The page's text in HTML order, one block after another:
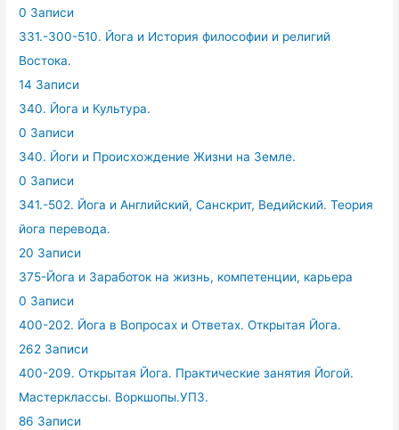
0 Записи
331.-300-510. Йога и История философии и религий
Востока.
14 Записи
340. Йога и Культура.
0 Записи
340. Йоги и Происхождение Жизни на Земле.
0 Записи
341.-502. Йога и Английский, Санскрит, Ведийский. Теория
йога перевода.
20 Записи
375-Йога и Заработок на жизнь, компетенции, карьера
0 Записи
400-202. Йога в Вопросах и Ответах. Открытая Йога.
262 Записи
400-209. Открытая Йога. Практические занятия Йогой.
Мастерклассы. Воркшопы.УПЗ.
86 Записи